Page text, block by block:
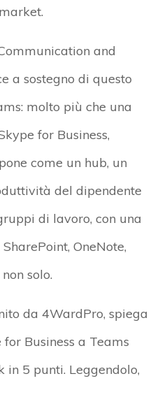
and
a sostegno di questo
molto più che una
for Business,
come un hub, un
del dipendente
di lavoro, con una
OneNote,
solo.
da 4WardPro, spiega
Business a Teams
in 5 punti. Leggendolo,